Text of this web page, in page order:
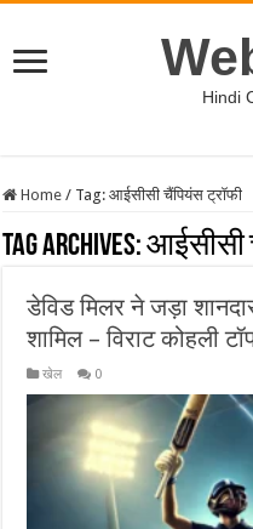
Hindi
Home / Tag:आईसीसी चैंपियंस ट्रॉफी
Tag Archives:आईसीसी
डेविड मिलर ने जड़ा
शामिल – विराट कोहली
खेल 0